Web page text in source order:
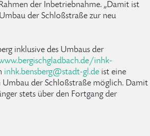
der Inbetriebnahme. „Damit ist
der Schloßstraße zur neu
inklusive des Umbaus der
inhk-
inhk.bensberg@stadt-gl.de ist eine
der Schloßstraße möglich. Damit
stets über den Fortgang der